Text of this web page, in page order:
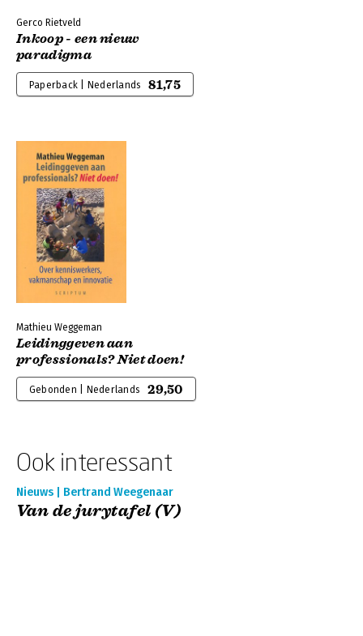
Gerco Rietveld
Inkoop - een nieuw
paradigma
Paperback | Nederlands 81,75
Mathieu Weggeman
Leidinggeven aan
professionals? Niet doen!
Gebonden | Nederlands 29,50
Ook interessant
Nieuws | Bertrand Weegenaar
Van de jurytafel (V)